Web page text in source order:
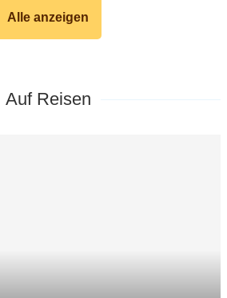
Alle anzeigen
Auf Reisen